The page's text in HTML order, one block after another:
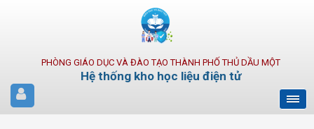
PHÒNG GIÁO DỤC VÀ ĐÀO TẠO THÀNH PHỐ THỦ DẦU MỘT
Hệ thống kho học liệu điện tử